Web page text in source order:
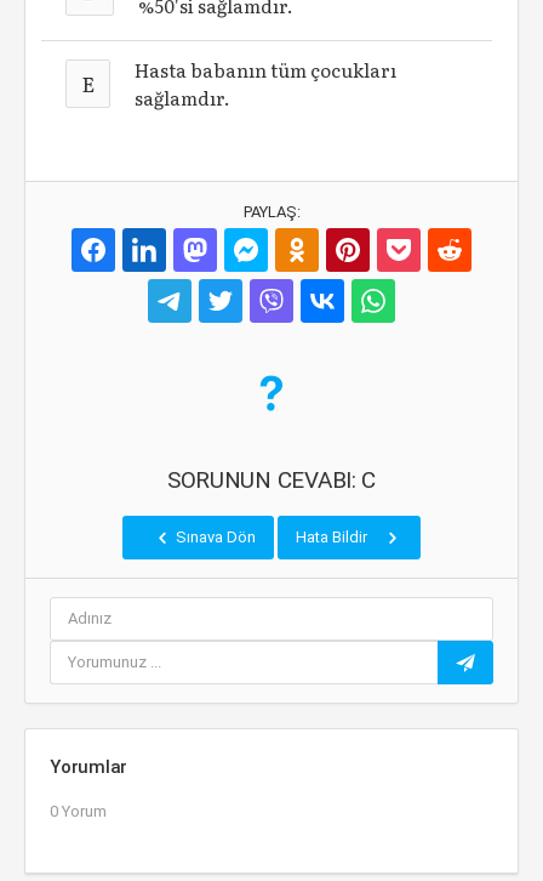
E
Hasta babanın tüm çocukları
sağlamdır.
PAYLAŞ:
SORUNUN CEVABI: C
Sınava Dön Hata Bildir
Yorumlar
0 Yorum